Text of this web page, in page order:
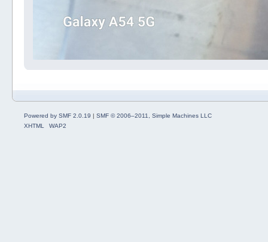
Powered by SMF 2.0.19 | SMF © 2006–2011, Simple Machines LLC
XHTML
WAP2